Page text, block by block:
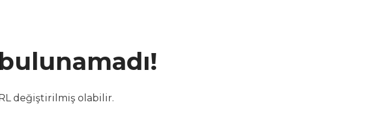
değiştirilmiş olabilir.